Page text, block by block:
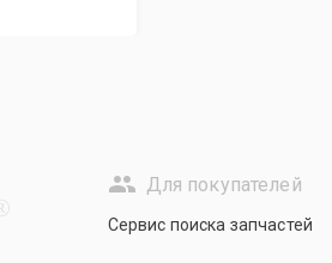
Для покупателей
Сервис поиска запчастей